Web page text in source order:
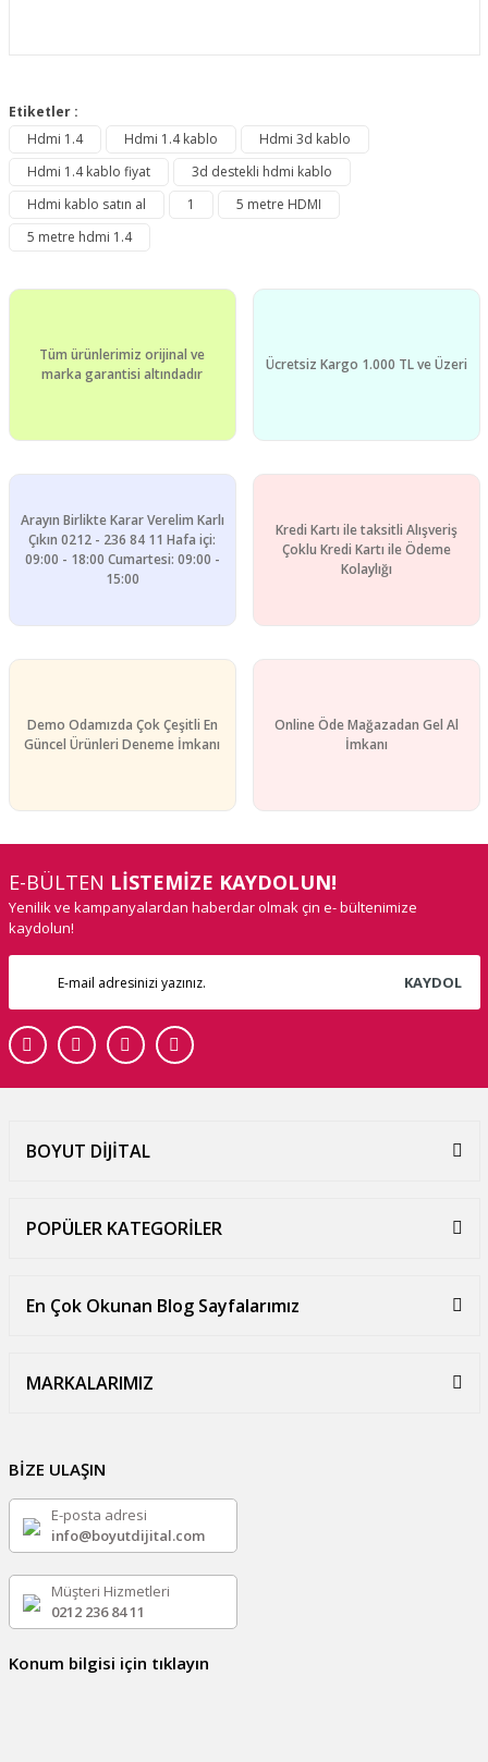
konularda yetersiz gördüğünüz noktaları öneri formunu
Görüş ve önerileriniz için teşekkür ederiz.
Ürün resmi kalitesiz, bozuk veya görüntülenemiyor.
Ürün açıklamasında eksik bilgiler bulunuyor.
Ürün fiyatı diğer sitelerden daha pahalı.
Etiketler :
Hdmi 1.4
Hdmi 1.4 kablo
Hdmi 3d kablo
Hdmi 1.4 kablo fiyat
3d destekli hdmi kablo
Hdmi kablo satın al
1
5 metre HDMI
5 metre hdmi 1.4
Tüm ürünlerimiz orijinal ve
marka garantisi altındadır
Ücretsiz Kargo 1.000 TL ve Üzeri
Arayın Birlikte Karar Verelim Karlı
Çıkın 0212 - 236 84 11 Hafa içi:
09:00 - 18:00 Cumartesi: 09:00 -
15:00
Kredi Kartı ile taksitli Alışveriş
Çoklu Kredi Kartı ile Ödeme
Kolaylığı
Demo Odamızda Çok Çeşitli En
Güncel Ürünleri Deneme İmkanı
Online Öde Mağazadan Gel Al
İmkanı
E-BÜLTEN LİSTEMİZE KAYDOLUN!
Yenilik ve kampanyalardan haberdar olmak çin e- bültenimize
kaydolun!
KAYDOL
BOYUT DİJİTAL
POPÜLER KATEGORİLER
En Çok Okunan Blog Sayfalarımız
MARKALARIMIZ
BİZE ULAŞIN
E-posta adresi
info@boyutdijital.com
Müşteri Hizmetleri
0212 236 84 11
Konum bilgisi için tıklayın